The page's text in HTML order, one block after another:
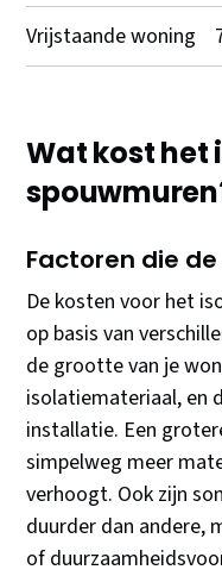
Vrijstaande woning
Wat kost het
Factoren die
De kosten voor het
op basis van
de grootte van je
isolatiemateriaal, en
installatie. Een
simpelweg meer
verhoogt. Ook zijn
duurder dan andere,
of